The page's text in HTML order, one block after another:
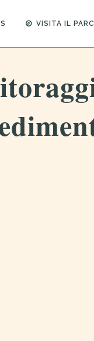
VISITA IL